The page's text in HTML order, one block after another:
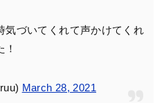
気づいてくれて声かけてくれ
March 28, 2021